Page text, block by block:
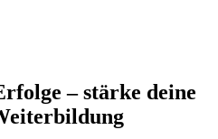
– stärke deine